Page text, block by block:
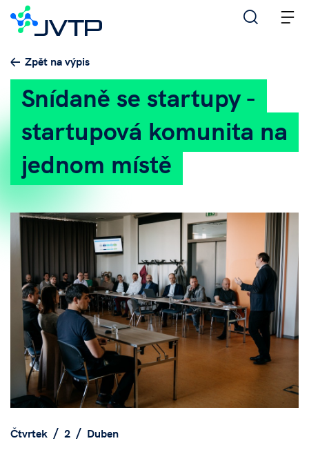
Zpět na výpis
Snídaně se startupy -
startupová komunita na
jednom místě
Čtvrtek 2
Duben